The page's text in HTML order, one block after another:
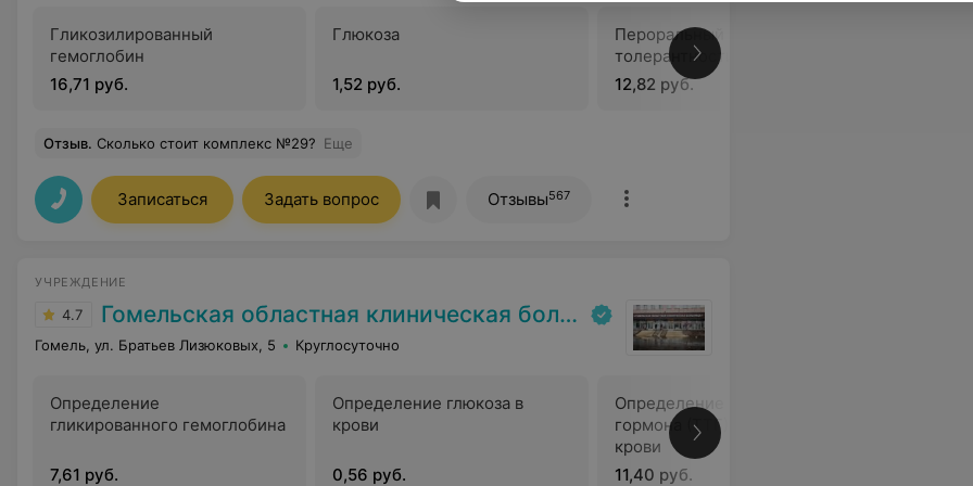
Гликозилированный
гемоглобин
16,71 руб.
Глюкоза
1,52 руб.
Пероральный тест
толерантности к глюкозе
12,82 руб.
Отзыв. Сколько стоит комплекс №29? Еще
Записаться Задать вопрос Отзывы567
УЧРЕЖДЕНИЕ
4.7 Гомельская областная клиническая больница
Гомель, ул. Братьев Лизюковых, 5 Круглосуточно
Определение
гликированного гемоглобина
7,61 руб.
Определение глюкоза в
крови
0,56 руб.
Определение тиреотропного
гормона (ТТГ) в сыворотке
крови
11,40 руб.